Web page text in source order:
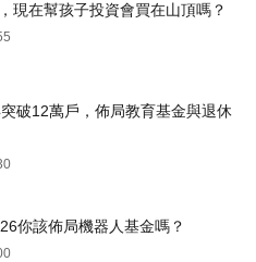
現在幫孩子投資會買在山頂嗎？
破12萬戶，佈局教育基金與退休
你該佈局機器人基金嗎？